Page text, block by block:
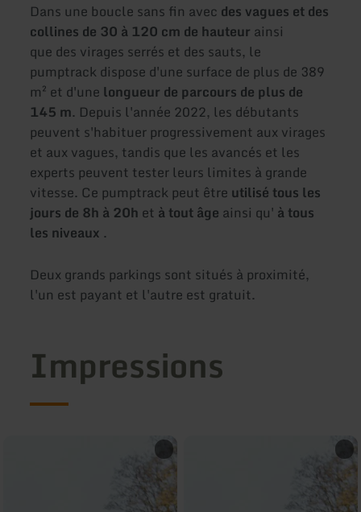
Dans une boucle sans fin avec des vagues et des
collines de 30 à 120 cm de hauteur ainsi
que des virages serrés et des sauts, le
pumptrack dispose d'une surface de plus de 389
m² et d'une longueur de parcours de plus de
145 m. Depuis l'année 2022, les débutants
peuvent s'habituer progressivement aux virages
et aux vagues, tandis que les avancés et les
experts peuvent tester leurs limites à grande
vitesse. Ce pumptrack peut être utilisé tous les
jours de 8h à 20h et à tout âge ainsi qu' à tous
les niveaux .
Deux grands parkings sont situés à proximité,
l'un est payant et l'autre est gratuit.
Impressions